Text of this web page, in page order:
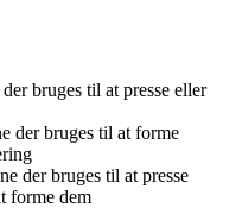
bruges til at presse eller
der bruges til at forme
der bruges til at presse
forme dem